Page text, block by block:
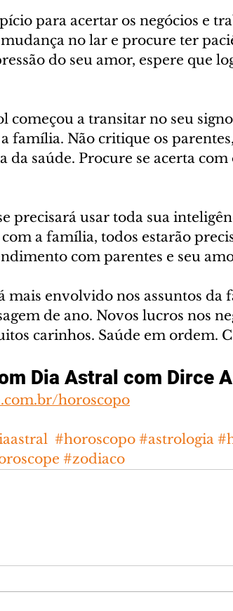
para acertar os negócios e
no lar e procure ter
do seu amor, espere que
começou a transitar no seu
família. Não critique os
da saúde. Procure se acerta com
precisará usar toda sua
a família, todos estarão
com parentes e seu
mais envolvido nos assuntos da
de ano. Novos lucros nos
carinhos. Saúde em ordem.
Dia Astral com Dirce
horoscopo
#horoscopo #astrologia
#zodiaco